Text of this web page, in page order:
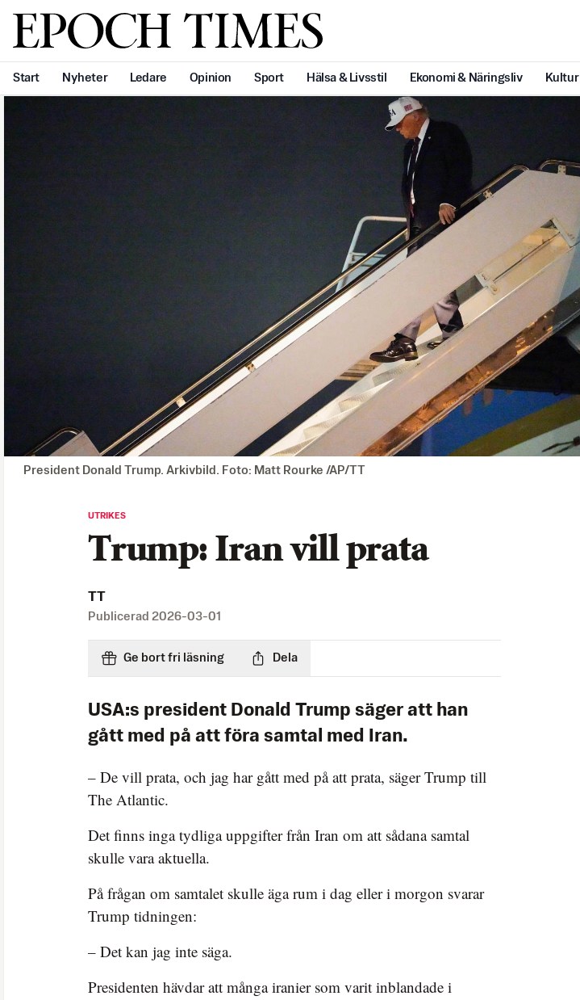
Svenska Epoch Times
Start Nyheter Ledare Opinion Sport Hälsa & Livsstil Ekonomi & Näringsliv Kultur
President Donald Trump. Arkivbild. Foto: Matt Rourke /AP/TT
UTRIKES
Trump: Iran vill prata
TT
Publicerad 2026-03-01
Ge bort fri läsning Dela
USA:s president Donald Trump säger att han
gått med på att föra samtal med Iran.
– De vill prata, och jag har gått med på att prata, säger Trump till
The Atlantic.
Det finns inga tydliga uppgifter från Iran om att sådana samtal
skulle vara aktuella.
På frågan om samtalet skulle äga rum i dag eller i morgon svarar
Trump tidningen:
– Det kan jag inte säga.
Presidenten hävdar att många iranier som varit inblandade i